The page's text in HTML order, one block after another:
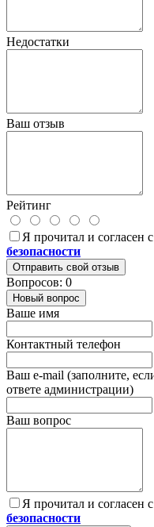
Недостатки
Ваш отзыв
Рейтинг
Я прочитал и согласен
безопасности
Отправить свой отзыв
Вопросов: 0
Новый вопрос
Ваше имя
Контактный телефон
Ваш e-mail (заполните,
ответе администрации)
Ваш вопрос
Я прочитал и согласен
безопасности